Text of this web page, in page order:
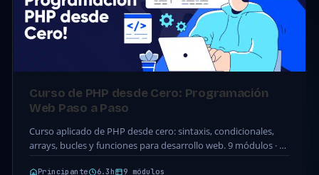
Curso de PHP desde Cero: Programación
Web Paso a Paso
Curso aplicado de PHP desde cero: sintaxis, condicionales,
arrays, bucles y funciones para desarrollo web. 9 módulos · 46
clases · 6.3h. Acceso completo…
Principante 6.3h 9 módulos